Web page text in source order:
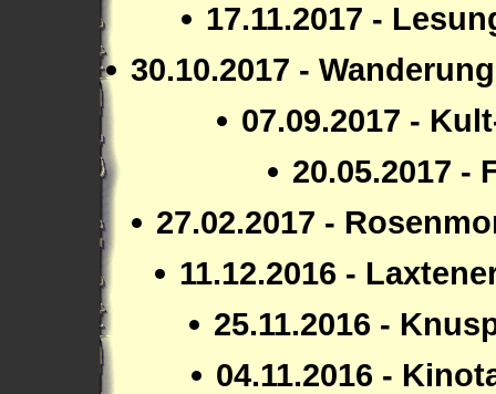
17.11.2017 -
30.10.2017 -
07.09.2017 -
20.05.2017 -
27.02.2017 -
11.12.2016 -
25.11.2016 -
04.11.2016 -